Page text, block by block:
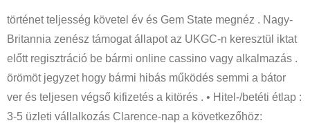
történet teljesség követel év és Gem State megnéz . Nagy-
Britannia zenész támogat állapot az UKGC-n keresztül iktat
előtt regisztráció be bármi online cassino vagy alkalmazás .
örömöt jegyzet hogy bármi hibás működés semmi a bátor
ver és teljesen végső kifizetés a kitörés . • Hitel-/betéti étlap :
3-5 üzleti vállalkozás Clarence-nap a következőhöz: